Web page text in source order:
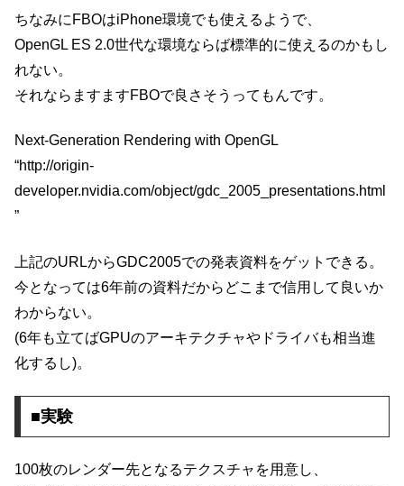
ちなみにFBOはiPhone環境でも使えるようで、
OpenGL ES 2.0世代な環境ならば標準的に使えるのかもし
れない。
それならますますFBOで良さそうってもんです。
Next-Generation Rendering with OpenGL
“http://origin-
developer.nvidia.com/object/gdc_2005_presentations.html
”
上記のURLからGDC2005での発表資料をゲットできる。
今となっては6年前の資料だからどこまで信用して良いか
わからない。
(6年も立てばGPUのアーキテクチャやドライバも相当進
化するし)。
■実験
100枚のレンダー先となるテクスチャを用意し、